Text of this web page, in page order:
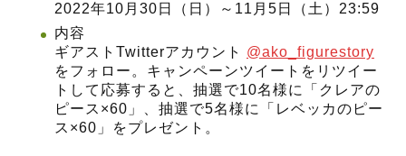
2022年10月30日（日）～11月5日（土）23:59
内容
ギアストTwitterアカウント @ako_figurestory
をフォロー。キャンペーンツイートをリツイー
トして応募すると、抽選で10名様に「クレアの
ピース×60」、抽選で5名様に「レベッカのピー
ス×60」をプレゼント。